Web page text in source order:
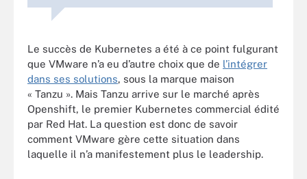
Le succès de Kubernetes a été à ce point fulgurant
que VMware n’a eu d’autre choix que de l’intégrer
dans ses solutions, sous la marque maison
« Tanzu ». Mais Tanzu arrive sur le marché après
Openshift, le premier Kubernetes commercial édité
par Red Hat. La question est donc de savoir
comment VMware gère cette situation dans
laquelle il n’a manifestement plus le leadership.